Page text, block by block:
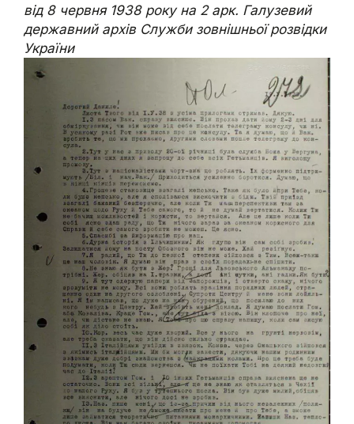
від 8 червня 1938 року на 2 арк. Галузевий
державний архів Служби зовнішньої розвідки
України